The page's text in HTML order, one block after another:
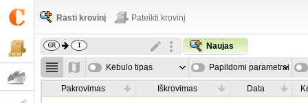
Rasti krovinį Pateikti krovinį
Naujas
Kėbulo tipas Papildomi parametrai
Pakrovimas Iškrovimas Data